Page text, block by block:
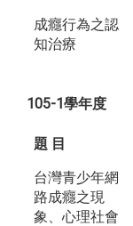
成癮行為之認
知治療
105-1學年度
題 目
台灣青少年網
路成癮之現
象、心理社會